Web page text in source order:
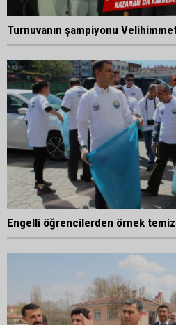
Turnuvanın şampiyonu
Engelli öğrencilerden örnek